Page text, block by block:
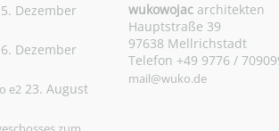
5. Dezember
6. Dezember
e2 23. August
wukowojacarchitekten
Hauptstraße 39
97638 Mellrichstadt
Telefon +49 9776 /
mail@wuko.de